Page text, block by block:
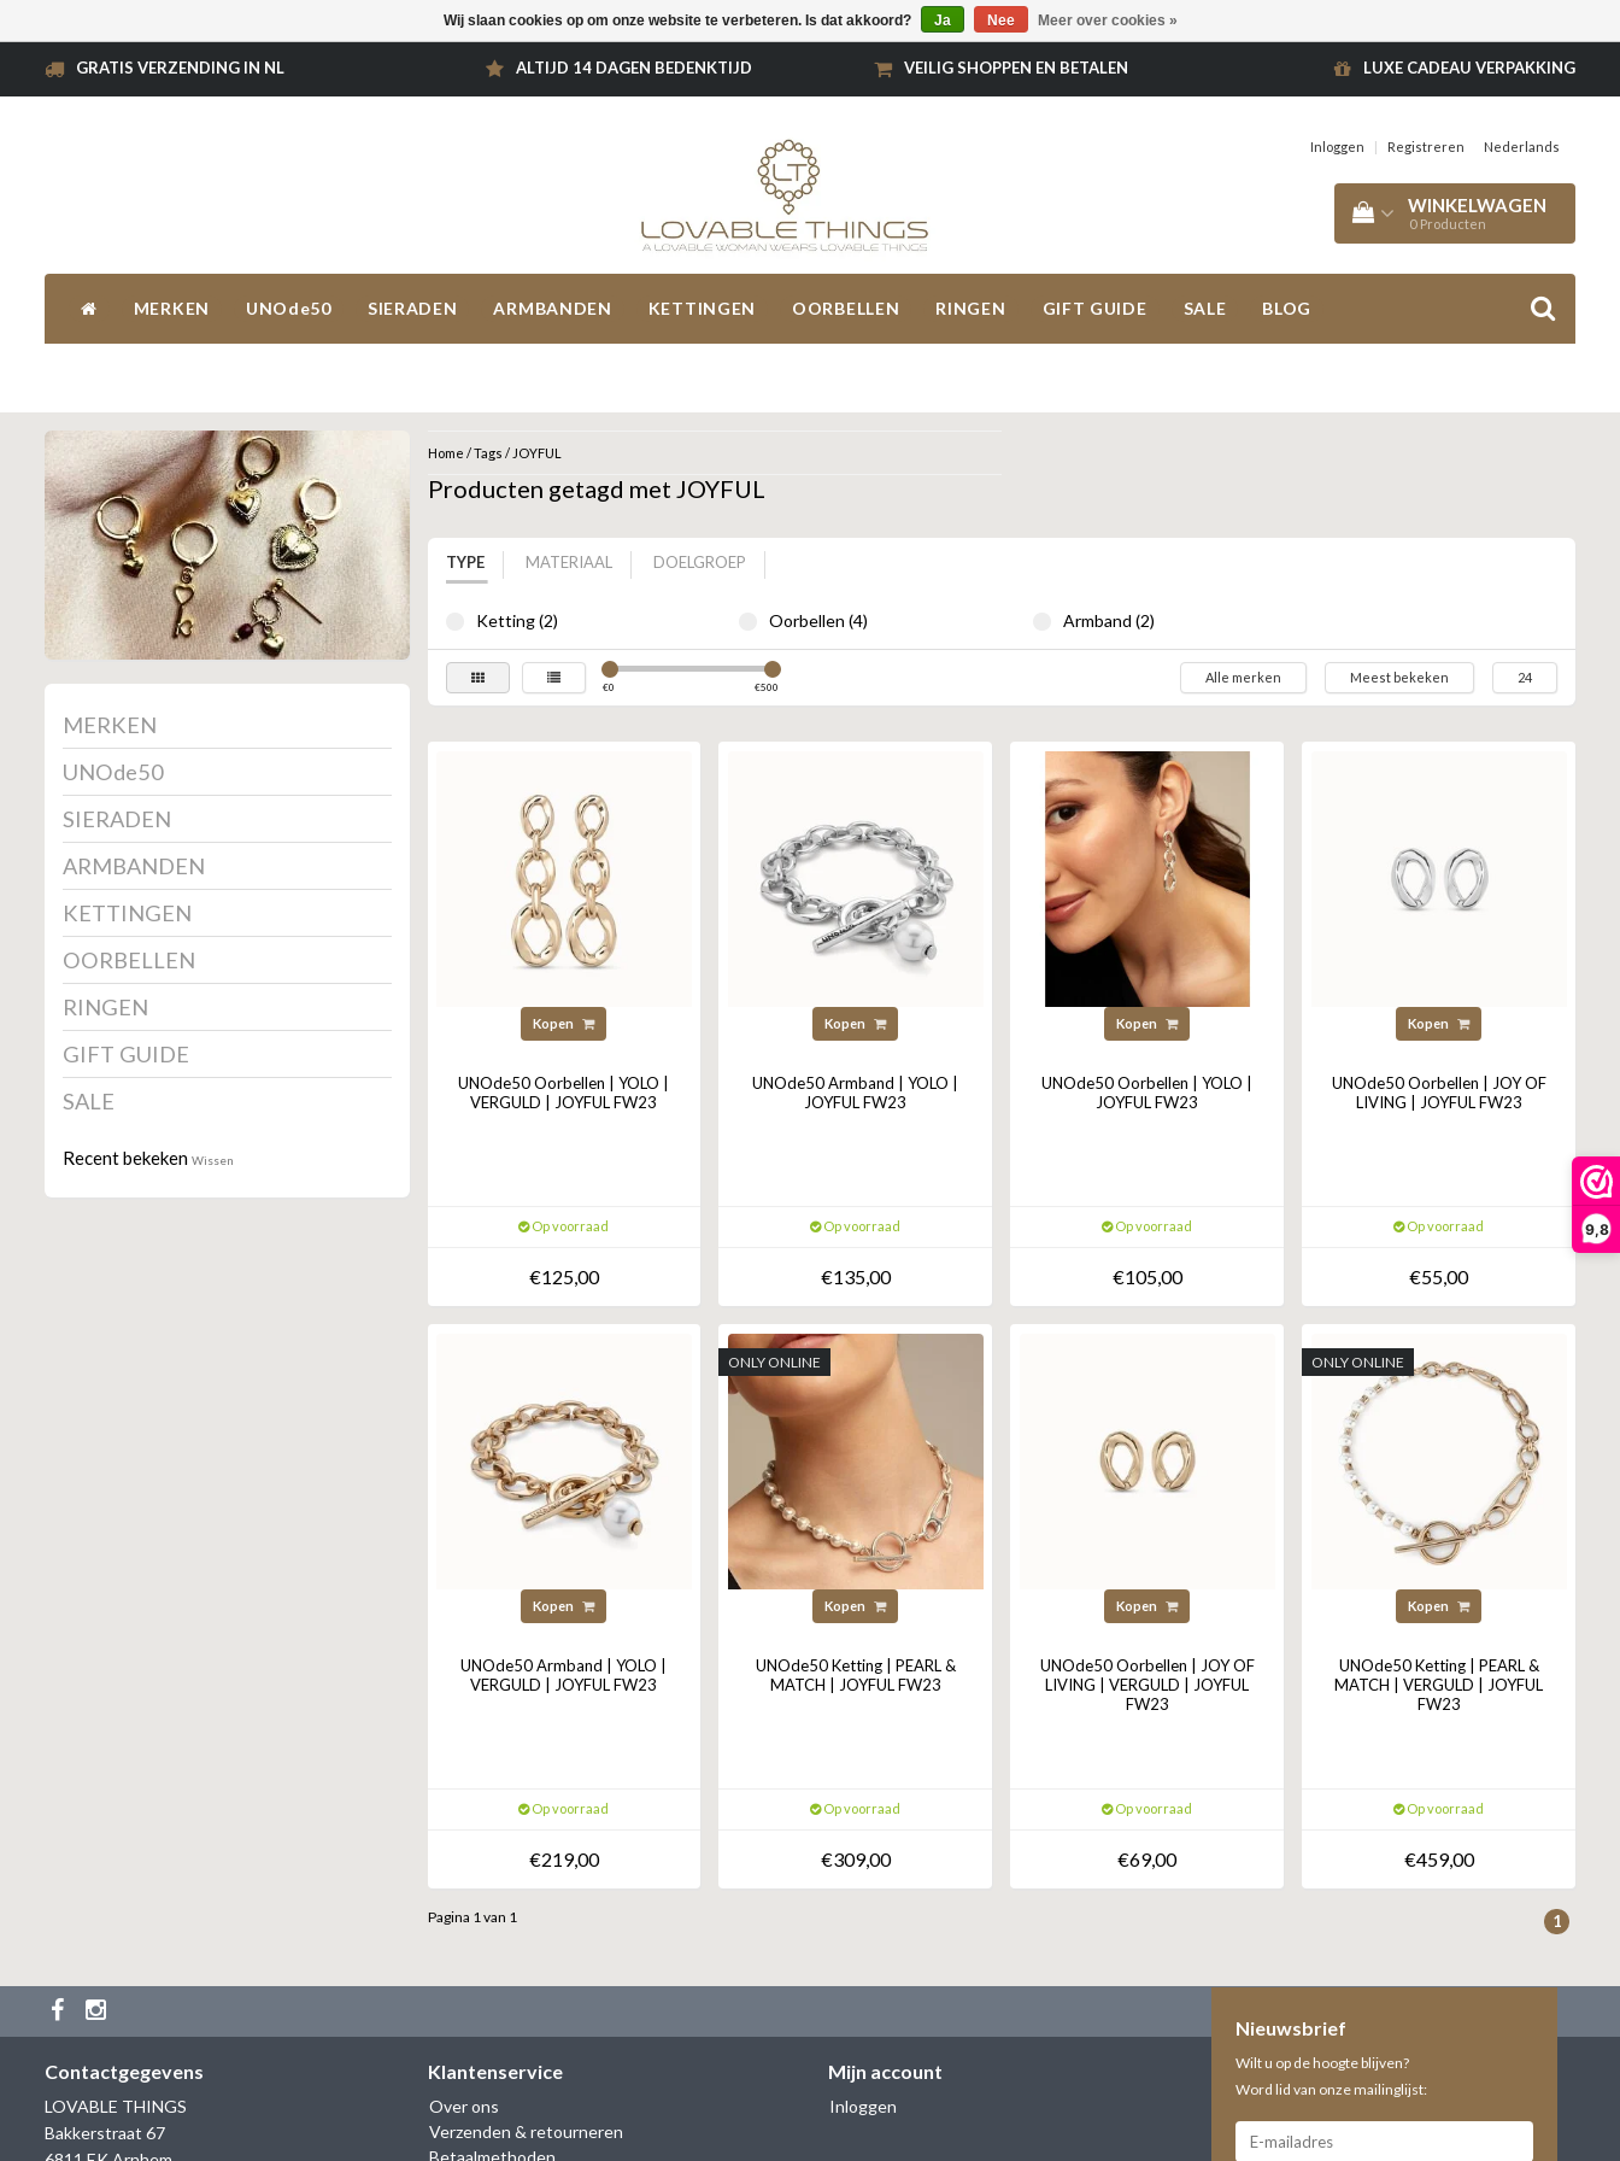
9,8
GRATIS VERZENDING IN NL ALTIJD 14 DAGEN BEDENKTIJD VEILIG SHOPPEN EN BETALEN LUXE CADEAU VERPAKKING
Inloggen | Registreren Nederlands
WINKELWAGEN
0 Producten
MERKEN UNOde50 SIERADEN ARMBANDEN KETTINGEN OORBELLEN RINGEN GIFT GUIDE SALE BLOG
MERKEN
UNOde50
SIERADEN
ARMBANDEN
KETTINGEN
OORBELLEN
RINGEN
GIFT GUIDE
SALE
Recent bekeken Wissen
Home /Tags / JOYFUL
Producten getagd met JOYFUL
TYPE MATERIAAL DOELGROEP
Ketting (2) Oorbellen (4) Armband (2)
€0 €500
Alle merken Meest bekeken 24
Kopen
UNOde50 Oorbellen | YOLO |
VERGULD | JOYFUL FW23
Op voorraad
€125,00
Kopen
UNOde50 Armband | YOLO |
JOYFUL FW23
Op voorraad
€135,00
Kopen
UNOde50 Oorbellen | YOLO |
JOYFUL FW23
Op voorraad
€105,00
Kopen
UNOde50 Oorbellen | JOY OF
LIVING | JOYFUL FW23
Op voorraad
€55,00
Kopen
UNOde50 Armband | YOLO |
VERGULD | JOYFUL FW23
Op voorraad
€219,00
ONLY ONLINE
Kopen
UNOde50 Ketting | PEARL &
MATCH | JOYFUL FW23
Op voorraad
€309,00
Kopen
UNOde50 Oorbellen | JOY OF
LIVING | VERGULD | JOYFUL
FW23
Op voorraad
€69,00
ONLY ONLINE
Kopen
UNOde50 Ketting | PEARL &
MATCH | VERGULD | JOYFUL
FW23
Op voorraad
€459,00
Pagina 1 van 1 1
Contactgegevens
LOVABLE THINGS
Bakkerstraat 67
Klantenservice
Over ons
Verzenden & retourneren
Mijn account
Inloggen
Nieuwsbrief
Wilt u op de hoogte blijven?
Word lid van onze mailinglijst:
Wij slaan cookies op om onze website te verbeteren. Is dat akkoord? Ja Nee Meer over cookies »